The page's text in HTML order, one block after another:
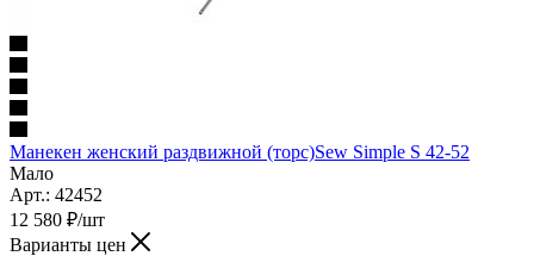
Манекен женский раздвижной (торс)Sew Simple S 42-52
Мало
Арт.: 42452
12 580 ₽/шт
Варианты цен